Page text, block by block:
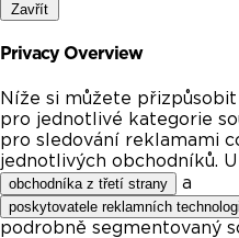
Zavřít
Privacy Overview
Níže si můžete
pro jednotlivé kategorie
pro sledování reklamami
jednotlivých obchodníků.
obchodníka z třetí strany a
poskytovatele reklamních
podrobně segmentovaný